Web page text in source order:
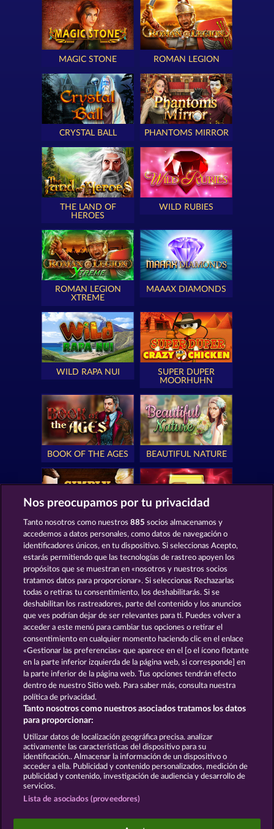
MAGIC STONE ROMAN LEGION
CRYSTAL BALL PHANTOMS MIRROR
THE LAND OF
HEROES
WILD RUBIES
ROMAN LEGION
XTREME
MAAAX DIAMONDS
WILD RAPA NUI
SUPER DUPER
MOORHUHN
BOOK OF THE AGES BEAUTIFUL NATURE
GOLDEN EI OF
MOORHUHN
FOREVER
DIAMONDS
Ver todos los juegos
Términos y condiciones
Declaración de privacidad y de cookies
Aviso Legal
Enviar solicitud de desistimiento
Los juegos de casino social están pensados
Nos preocupamos por tu privacidad
Tanto nosotros como nuestros885 socios almacenamos y
accedemos a datos personales, como datos de navegación o
identificadores únicos, en tu dispositivo. Si seleccionas Acepto,
estarás permitiendo que las tecnologías de rastreo apoyen los
propósitos que se muestran en «nosotros y nuestros socios
tratamos datos para proporcionar». Si seleccionas Rechazarlas
todas o retiras tu consentimiento, los deshabilitarás. Si se
deshabilitan los rastreadores, parte del contenido y los anuncios
que ves podrían dejar de ser relevantes para ti. Puedes volver a
acceder a este menú para cambiar tus opciones o retirar el
consentimiento en cualquier momento haciendo clic en el enlace
«Gestionar las preferencias» que aparece en el [o el ícono flotante
en la parte inferior izquierda de la página web, si corresponde] en
la parte inferior de la página web. Tus opciones tendrán efecto
dentro de nuestro Sitio web. Para saber más, consulta nuestra
política de privacidad.
Tanto nosotros como nuestros asociados tratamos los datos
para proporcionar:
Utilizar datos de localización geográfica precisa. analizar
activamente las características del dispositivo para su
identificación.. Almacenar la información de un dispositivo o
acceder a ella. Publicidad y contenido personalizados, medición de
publicidad y contenido, investigación de audiencia y desarrollo de
servicios.
Lista de asociados (proveedores)